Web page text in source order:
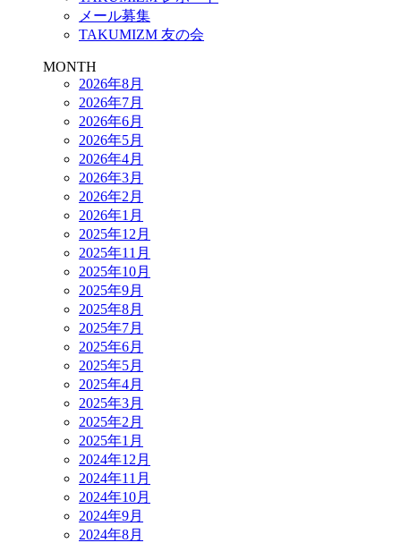
メール募集
TAKUMIZM 友の会
MONTH
2026年8月
2026年7月
2026年6月
2026年5月
2026年4月
2026年3月
2026年2月
2026年1月
2025年12月
2025年11月
2025年10月
2025年9月
2025年8月
2025年7月
2025年6月
2025年5月
2025年4月
2025年3月
2025年2月
2025年1月
2024年12月
2024年11月
2024年10月
2024年9月
2024年8月